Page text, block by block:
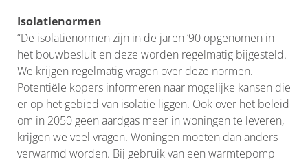
Isolatienormen
“De isolatienormen zijn in de jaren ’90 opgenomen in
het bouwbesluit en deze worden regelmatig bijgesteld.
We krijgen regelmatig vragen over deze normen.
Potentiële kopers informeren naar mogelijke kansen die
er op het gebied van isolatie liggen. Ook over het beleid
om in 2050 geen aardgas meer in woningen te leveren,
krijgen we veel vragen. Woningen moeten dan anders
verwarmd worden. Bij gebruik van een warmtepomp